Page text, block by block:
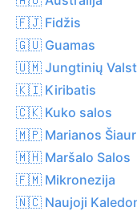
🇫🇯 Fidžis
🇬🇺 Guamas
🇺🇲 Jungtinių
🇰🇮 Kiribatis
🇨🇰 Kuko salos
🇲🇵 Marianos
🇲🇭 Maršalo Salos
🇫🇲 Mikronezija
🇳🇨 Naujoji